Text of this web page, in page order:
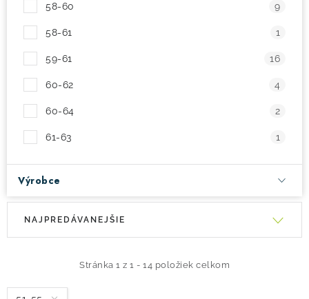
58-60 9
58-61 1
59-61 16
60-62 4
60-64 2
61-63 1
Výrobce
V
s
Stránka 1 z 1 - 14 položiek celkom
R
n
NAJPREDÁVANEJŠIE